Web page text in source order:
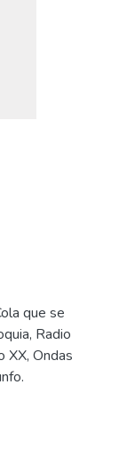
que se
Radio
XX, Ondas